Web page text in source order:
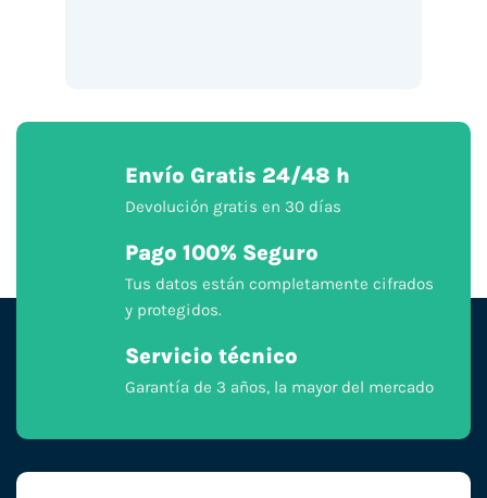
Envío Gratis 24/48 h
Devolución gratis en 30 días
Pago 100% Seguro
Tus datos están completamente cifrados
y protegidos.
Servicio técnico
Garantía de 3 años, la mayor del mercado